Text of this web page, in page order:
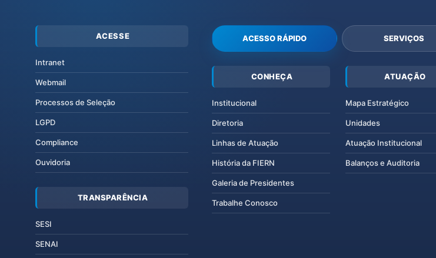
ACESSE
Intranet
Webmail
Processos de Seleção
LGPD
Compliance
Ouvidoria
TRANSPARÊNCIA
SESI
SENAI
ACESSO RÁPIDO SERVIÇOS
CONHEÇA
Institucional
Diretoria
Linhas de Atuação
História da FIERN
Galeria de Presidentes
Trabalhe Conosco
ATUAÇÃO
Mapa Estratégico
Unidades
Atuação Institucional
Balanços e Auditoria